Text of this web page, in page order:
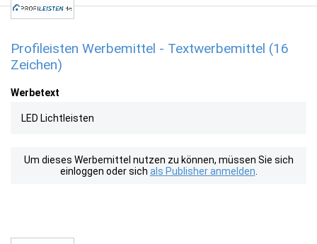
Profileisten Werbemittel - Textwerbemittel (16
Zeichen)
Werbetext
LED Lichtleisten
Um dieses Werbemittel nutzen zu können, müssen Sie sich
einloggen oder sich als Publisher anmelden